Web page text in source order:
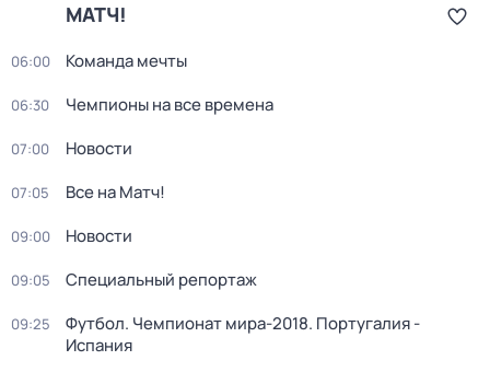
МАТЧ!
06:00 Команда мечты
06:30 Чемпионы на все времена
07:00 Новости
07:05 Все на Матч!
09:00 Новости
09:05 Специальный репортаж
09:25
Футбол. Чемпионат мира-2018. Португалия -
Испания